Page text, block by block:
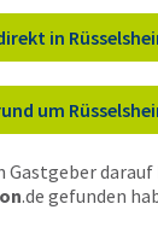
in
um
darauf
.de gefunden